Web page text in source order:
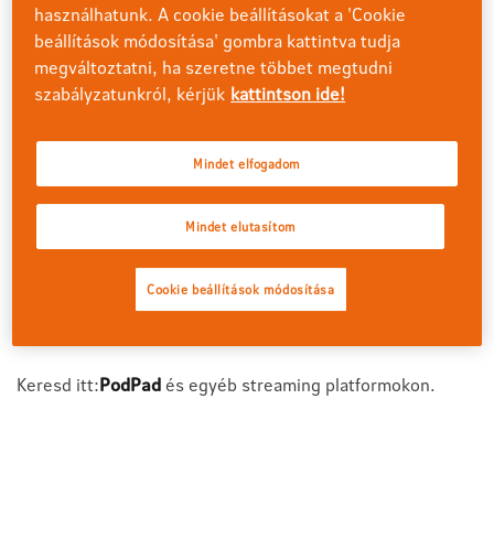
Keresd itt:PodPadés egyéb streaming platformokon.
használhatunk. A cookie beállításokat a 'Cookie
beállítások módosítása' gombra kattintva tudja
megváltoztatni, ha szeretne többet megtudni
szabályzatunkról, kérjük kattintson ide!
Mindet elutasítom
Mindet elfogadom
Cookie beállítások módosítása